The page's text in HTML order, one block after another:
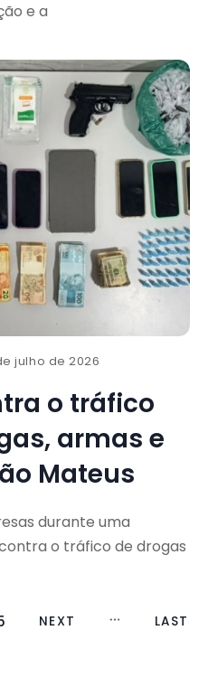
e a
julho de 2026
o tráfico
armas e
Mateus
durante uma
o tráfico de drogas
NEXT LAST